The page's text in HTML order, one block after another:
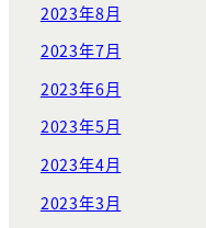
2023年8月
2023年7月
2023年6月
2023年5月
2023年4月
2023年3月